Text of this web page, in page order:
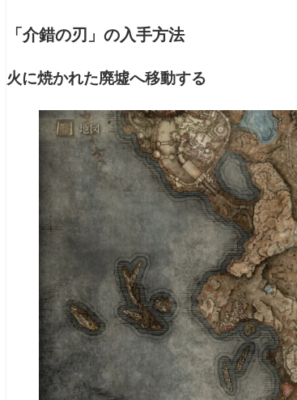
「介錯の刃」の入手方法
火に焼かれた廃墟へ移動する